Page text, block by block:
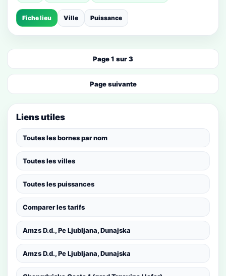
Fiche lieu Ville Puissance
Page 1 sur 3
Page suivante
Liens utiles
Toutes les bornes par nom
Toutes les villes
Toutes les puissances
Comparer les tarifs
Amzs D.d., Pe Ljubljana, Dunajska
Amzs D.d., Pe Ljubljana, Dunajska